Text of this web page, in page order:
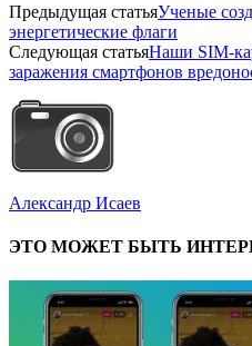
Предыдущая статьяУченые
энергетические флаги
Следующая статьяНаши SIM-
заражения смартфонов
Александр Исаев
ЭТО МОЖЕТ БЫТЬ